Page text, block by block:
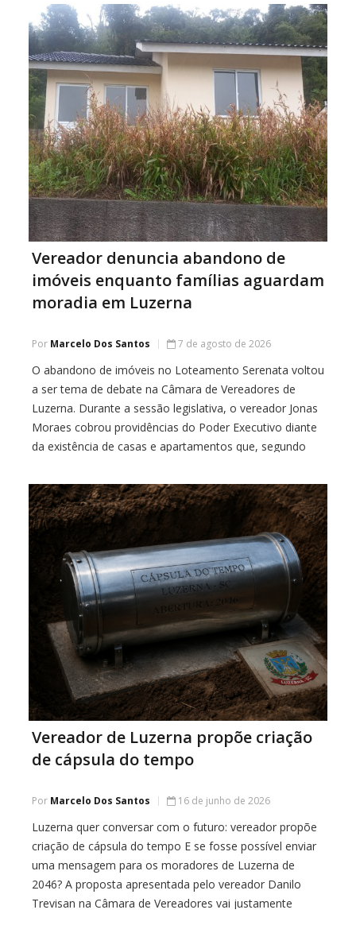
Vereador denuncia abandono de
imóveis enquanto famílias aguardam
moradia em Luzerna
Por Marcelo Dos Santos 7 de agosto de 2026
O abandono de imóveis no Loteamento Serenata voltou
a ser tema de debate na Câmara de Vereadores de
Luzerna. Durante a sessão legislativa, o vereador Jonas
Moraes cobrou providências do Poder Executivo diante
da existência de casas e apartamentos que, segundo
seguem aguardando por uma oportunidade de moradia.
De acordo […]
Vereador de Luzerna propõe criação
de cápsula do tempo
Por Marcelo Dos Santos 16 de junho de 2026
Luzerna quer conversar com o futuro: vereador propõe
criação de cápsula do tempo E se fosse possível enviar
uma mensagem para os moradores de Luzerna de
2046? A proposta apresentada pelo vereador Danilo
Trevisan na Câmara de Vereadores vai justamente